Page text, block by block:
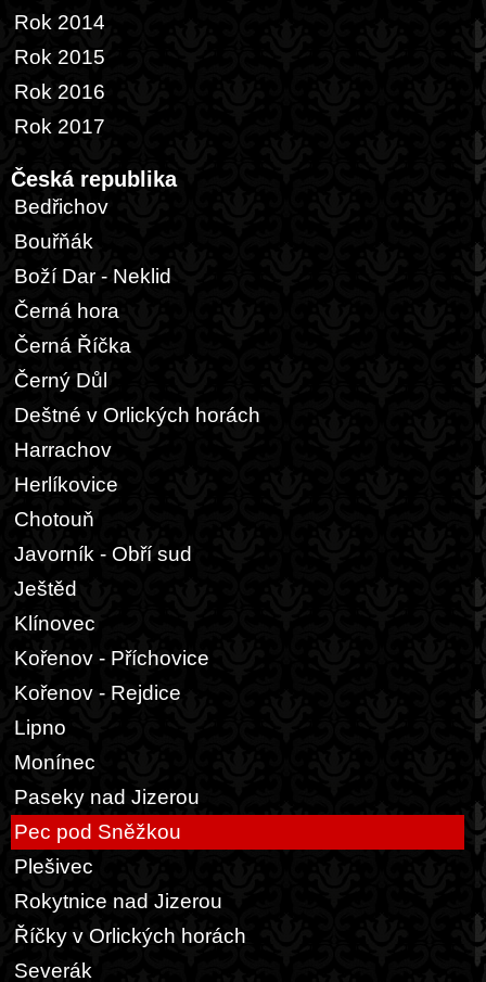
Rok 2014
Rok 2015
Rok 2016
Rok 2017
Česká republika
Bedřichov
Bouřňák
Boží Dar - Neklid
Černá hora
Černá Říčka
Černý Důl
Deštné v Orlických horách
Harrachov
Herlíkovice
Chotouň
Javorník - Obří sud
Ještěd
Klínovec
Kořenov - Příchovice
Kořenov - Rejdice
Lipno
Monínec
Paseky nad Jizerou
Pec pod Sněžkou
Plešivec
Rokytnice nad Jizerou
Říčky v Orlických horách
Severák